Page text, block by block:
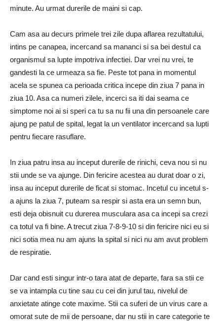
minute. Au urmat durerile de maini si cap.
Cam asa au decurs primele trei zile dupa aflarea rezultatului,
intins pe canapea, incercand sa mananci si sa bei destul ca
organismul sa lupte impotriva infectiei. Dar vrei nu vrei, te
gandesti la ce urmeaza sa fie. Peste tot pana in momentul
acela se spunea ca perioada critica incepe din ziua 7 pana in
ziua 10. Asa ca numeri zilele, incerci sa iti dai seama ce
simptome noi ai si speri ca tu sa nu fii una din persoanele care
ajung pe patul de spital, legat la un ventilator incercand sa lupti
pentru fiecare rasuflare.
In ziua patru insa au inceput durerile de rinichi, ceva nou si nu
stii unde se va ajunge. Din fericire acestea au durat doar o zi,
insa au inceput durerile de ficat si stomac. Incetul cu incetul s-
a ajuns la ziua 7, puteam sa respir si asta era un semn bun,
esti deja obisnuit cu durerea musculara asa ca incepi sa crezi
ca totul va fi bine. A trecut ziua 7-8-9-10 si din fericire nici eu si
nici sotia mea nu am ajuns la spital si nici nu am avut problem
de respiratie.
Dar cand esti singur intr-o tara atat de departe, fara sa stii ce
se va intampla cu tine sau cu cei din jurul tau, nivelul de
anxietate atinge cote maxime. Stii ca suferi de un virus care a
omorat sute de mii de persoane, dar nu stii in care categorie te